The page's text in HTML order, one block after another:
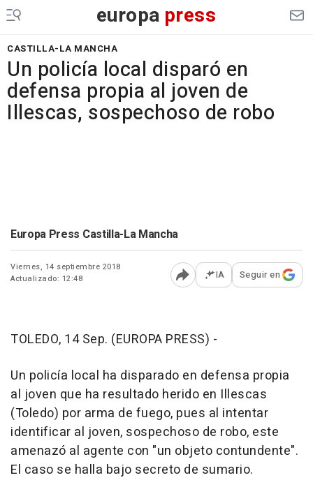
europa press
CASTILLA-LA MANCHA
Un policía local disparó en
defensa propia al joven de
Illescas, sospechoso de robo
Europa Press Castilla-La Mancha
Viernes, 14 septiembre 2018
Actualizado: 12:48
Abrir opciones para
IA Seguir en
TOLEDO, 14 Sep. (EUROPA PRESS) -
Un policía local ha disparado en defensa propia
al joven que ha resultado herido en Illescas
(Toledo) por arma de fuego, pues al intentar
identificar al joven, sospechoso de robo, este
amenazó al agente con "un objeto contundente".
El caso se halla bajo secreto de sumario.